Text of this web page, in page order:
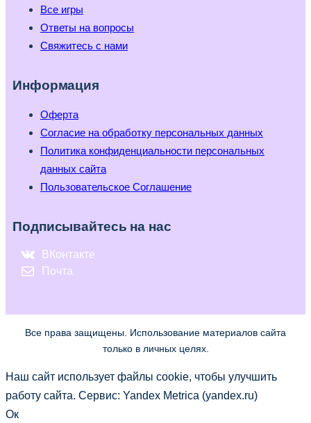
Все игры
Ответы на вопросы
Свяжитесь с нами
Информация
Оферта
Согласие на обработку персональных данных
Политика конфиденциальности персональных
данных сайта
Пользовательское Соглашение
Подписывайтесь на нас
ВКонтакте
Почта
Все права защищены. Использование материалов сайта
только в личных целях.
Наш сайт использует файлы cookie, чтобы улучшить
работу сайта. Сервис: Yandex Metrica (yandex.ru)
Ок